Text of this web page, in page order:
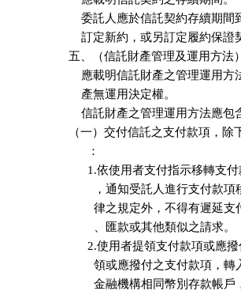
委託人應於信託契約存續期
訂定新約，或另訂定履約保
五、（信託財產管理及運用方法）
應載明信託財產之管理運用
    產無運用決定權。
信託財產之管理運用方法應包
（一）交付信託之支付款項，
      ：
1.依使用者支付指示移轉
，通知受託人進行支付
律之規定外，不得有遲
        、匯款或其他類似之請求。
2.使用者提領支付款項或
領或應撥付之支付款項，
金融機構相同幣別存款帳